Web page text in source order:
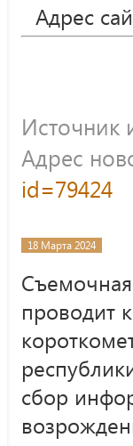
Адрес
Источник
Адрес
id=79424
18 Марта 2024
проводит
сбор